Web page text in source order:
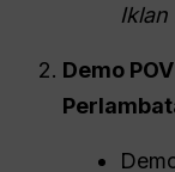
Iklan
Demo